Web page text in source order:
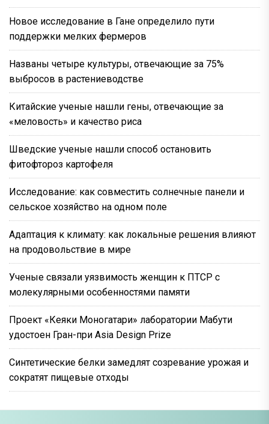
Новое исследование в Гане определило пути
поддержки мелких фермеров
Названы четыре культуры, отвечающие за 75%
выбросов в растениеводстве
Китайские ученые нашли гены, отвечающие за
«меловость» и качество риса
Шведские ученые нашли способ остановить
фитофтороз картофеля
Исследование: как совместить солнечные панели и
сельское хозяйство на одном поле
Адаптация к климату: как локальные решения влияют
на продовольствие в мире
Ученые связали уязвимость женщин к ПТСР с
молекулярными особенностями памяти
Проект «Кеяки Моногатари» лаборатории Мабути
удостоен Гран-при Asia Design Prize
Синтетические белки замедлят созревание урожая и
сократят пищевые отходы